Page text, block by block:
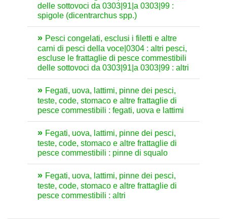
delle sottovoci da 0303|91|a 0303|99 :
spigole (dicentrarchus spp.)
Pesci congelati, esclusi i filetti e altre
carni di pesci della voce|0304 : altri pesci,
escluse le frattaglie di pesce commestibili
delle sottovoci da 0303|91|a 0303|99 : altri
Fegati, uova, lattimi, pinne dei pesci,
teste, code, stomaco e altre frattaglie di
pesce commestibili : fegati, uova e lattimi
Fegati, uova, lattimi, pinne dei pesci,
teste, code, stomaco e altre frattaglie di
pesce commestibili : pinne di squalo
Fegati, uova, lattimi, pinne dei pesci,
teste, code, stomaco e altre frattaglie di
pesce commestibili : altri